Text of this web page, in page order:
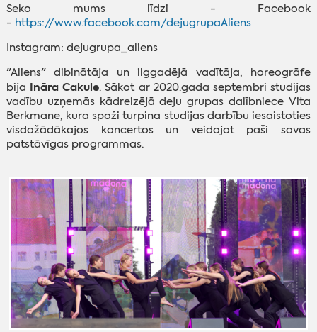
Seko mums līdzi - Facebook
- https://www.facebook.com/dejugrupaAliens
Instagram: dejugrupa_aliens
"Aliens" dibinātāja un ilggadējā vadītāja, horeogrāfe
bija Ināra Cakule. Sākot ar 2020.gada septembri studijas
vadību uzņemās kādreizējā deju grupas dalībniece Vita
Berkmane, kura spoži turpina studijas darbību iesaistoties
visdažādākajos koncertos un veidojot paši savas
patstāvīgas programmas.